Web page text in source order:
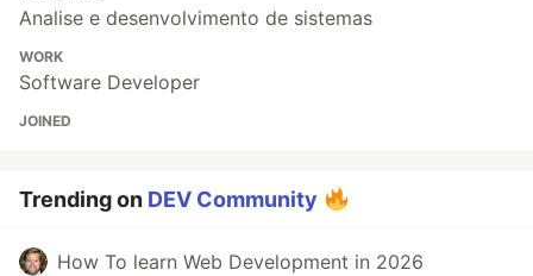
Analise e desenvolvimento de sistemas
WORK
Software Developer
JOINED
Trending on DEV Community
How To learn Web Development in 2026